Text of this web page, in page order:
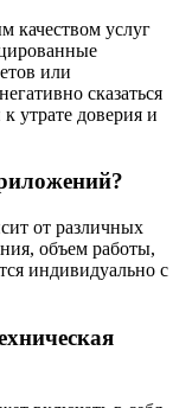
качеством услуг
или
сказаться
утрате доверия и
от различных
объем работы,
индивидуально с